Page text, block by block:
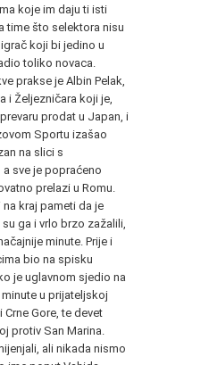
koje im daju ti isti
time što selektora nisu
koji bi jedino u
toliko novaca.
prakse je Albin Pelak,
i Željezničara koji je,
prodat u Japan, i
Sportu izašao
na slici s
sve je popraćeno
prelazi u Romu.
kraj pameti da je
ga i vrlo brzo zažalili,
minute. Prije i
bio na spisku
je uglavnom sjedio na
u prijateljskoj
Gore, te devet
protiv San Marina.
ali nikada nismo